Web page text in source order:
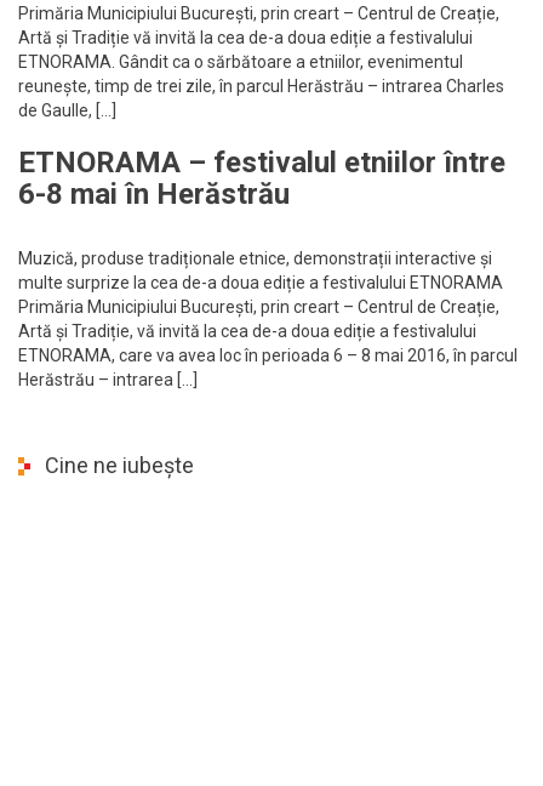
Primăria Municipiului București, prin creart – Centrul de Creație,
Artă și Tradiție vă invită la cea de-a doua ediție a festivalului
ETNORAMA. Gândit ca o sărbătoare a etniilor, evenimentul
reunește, timp de trei zile, în parcul Herăstrău – intrarea Charles
de Gaulle, […]
ETNORAMA – festivalul etniilor între
6-8 mai în Herăstrău
Muzică, produse tradiționale etnice, demonstrații interactive și
multe surprize la cea de-a doua ediție a festivalului ETNORAMA
Primăria Municipiului București, prin creart – Centrul de Creație,
Artă și Tradiție, vă invită la cea de-a doua ediție a festivalului
ETNORAMA, care va avea loc în perioada 6 – 8 mai 2016, în parcul
Herăstrău – intrarea […]
Cine ne iubește